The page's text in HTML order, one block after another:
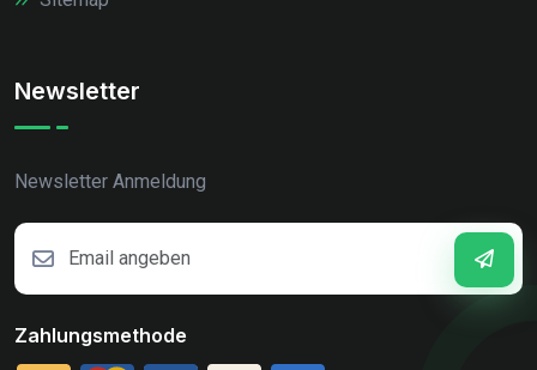
Newsletter
Newsletter Anmeldung
Zahlungsmethode